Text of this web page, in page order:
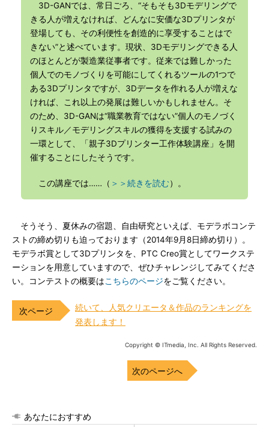
3D-GANでは、常日ごろ、“そもそも3Dモデリングで
きる人が増えなければ、どんなに安価な3Dプリンタが
登場しても、その利便性を創造的に享受することはで
きない”と述べています。現状、3Dモデリングできる人
のほとんどが製造業従事者です。従来では難しかった
個人でのモノづくりを可能にしてくれるツールの1つで
ある3Dプリンタですが、3Dデータを作れる人が増えな
ければ、これ以上の発展は難しいかもしれません。そ
のため、3D-GANは“職業教育ではない”個人のモノづく
りスキル／モデリングスキルの獲得を支援する試みの
一環として、「親子3Dプリンター工作体験講座」を開
催することにしたそうです。
この講座では……（ ＞＞続きを読む）。
そうそう、夏休みの宿題、自由研究といえば、モデラボコンテ
ストの締め切りも迫っております（2014年9月8日締め切り）。
モデラボ賞として3Dプリンタを、PTC Creo賞としてワークステ
ーションを用意していますので、ぜひチャレンジしてみてくださ
い。コンテストの概要はこちらのページをご覧ください。
続いて、人気クリエータ＆作品のランキングを
発表します！
Copyright © ITmedia, Inc. All Rights Reserved.
次のページへ
あなたにおすすめ